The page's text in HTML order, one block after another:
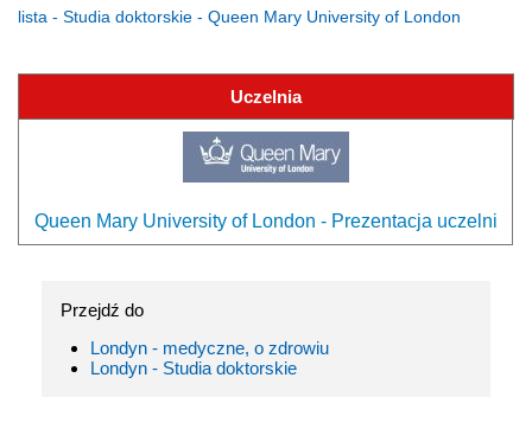
lista - Studia doktorskie - Queen Mary University of London
Uczelnia
Queen Mary University of London - Prezentacja uczelni
Przejdź do
Londyn - medyczne, o zdrowiu
Londyn - Studia doktorskie